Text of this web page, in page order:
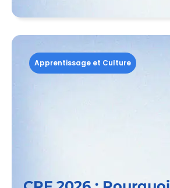
Apprentissage et Culture